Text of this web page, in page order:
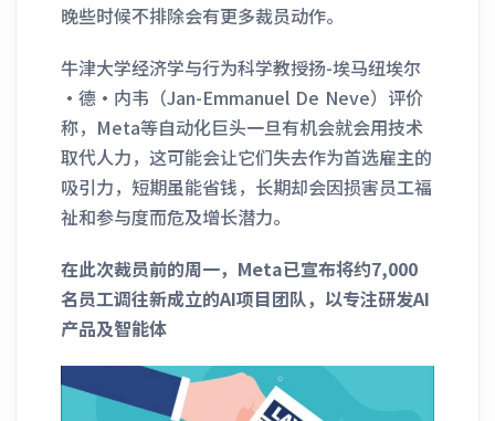
晚些时候不排除会有更多裁员动作。
牛津大学经济学与行为科学教授扬-埃马纽埃尔
·德·内韦（Jan-Emmanuel De Neve）评价
称，Meta等自动化巨头一旦有机会就会用技术
取代人力，这可能会让它们失去作为首选雇主的
吸引力，短期虽能省钱，长期却会因损害员工福
祉和参与度而危及增长潜力。
在此次裁员前的周一，Meta已宣布将约7,000
名员工调往新成立的AI项目团队，以专注研发AI
产品及智能体